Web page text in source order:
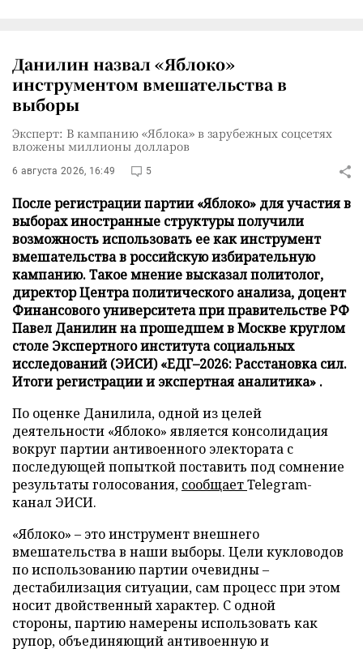
Данилин назвал «Яблоко»
инструментом вмешательства в
выборы
Эксперт: В кампанию «Яблока» в зарубежных соцсетях
вложены миллионы долларов
6 августа 2026, 16:49 5
После регистрации партии «Яблоко» для участия в
выборах иностранные структуры получили
возможность использовать ее как инструмент
вмешательства в российскую избирательную
кампанию. Такое мнение высказал политолог,
директор Центра политического анализа, доцент
Финансового университета при правительстве РФ
Павел Данилин на прошедшем в Москве круглом
столе Экспертного института социальных
исследований (ЭИСИ) «ЕДГ–2026: Расстановка сил.
Итоги регистрации и экспертная аналитика» .
По оценке Данилила, одной из целей
деятельности «Яблоко» является консолидация
вокруг партии антивоенного электората с
последующей попыткой поставить под сомнение
результаты голосования, сообщаетTelegram-
канал ЭИСИ.
«Яблоко» – это инструмент внешнего
вмешательства в наши выборы. Цели кукловодов
по использованию партии очевидны –
дестабилизация ситуации, сам процесс при этом
носит двойственный характер. С одной
стороны, партию намерены использовать как
рупор, объединяющий антивоенную и